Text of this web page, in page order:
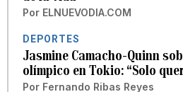
Por ELNUEVODIA.COM
DEPORTES
Jasmine Camacho-Quinn
olímpico en Tokio: “Solo
Por Fernando Ribas Reyes